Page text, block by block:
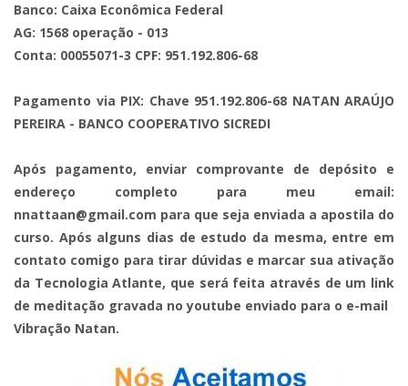
Banco: Caixa Econômica Federal
AG: 1568 operação - 013
Conta: 00055071-3 CPF: 951.192.806-68
Pagamento via PIX: Chave 951.192.806-68 NATAN ARAÚJO
PEREIRA - BANCO COOPERATIVO SICREDI
Após pagamento, enviar comprovante de depósito e
endereço completo para meu email:
nnattaan@gmail.com para que seja enviada a apostila do
curso. Após alguns dias de estudo da mesma, entre em
contato comigo para tirar dúvidas e marcar sua ativação
da Tecnologia Atlante, que será feita através de um link
de meditação gravada no youtube enviado para o e-mail
Vibração Natan.